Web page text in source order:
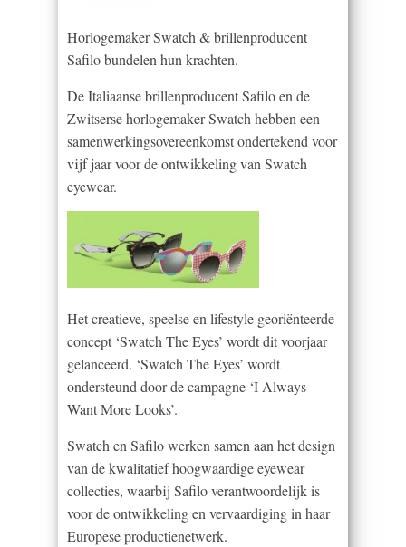
Horlogemaker Swatch & brillenproducent
Safilo bundelen hun krachten.
De Italiaanse brillenproducent Safilo en de
Zwitserse horlogemaker Swatch hebben een
samenwerkingsovereenkomst ondertekend voor
vijf jaar voor de ontwikkeling van Swatch
eyewear.
Het creatieve, speelse en lifestyle georiënteerde
concept ‘Swatch The Eyes’ wordt dit voorjaar
gelanceerd. ‘Swatch The Eyes’ wordt
ondersteund door de campagne ‘I Always
Want More Looks’.
Swatch en Safilo werken samen aan het design
van de kwalitatief hoogwaardige eyewear
collecties, waarbij Safilo verantwoordelijk is
voor de ontwikkeling en vervaardiging in haar
Europese productienetwerk.